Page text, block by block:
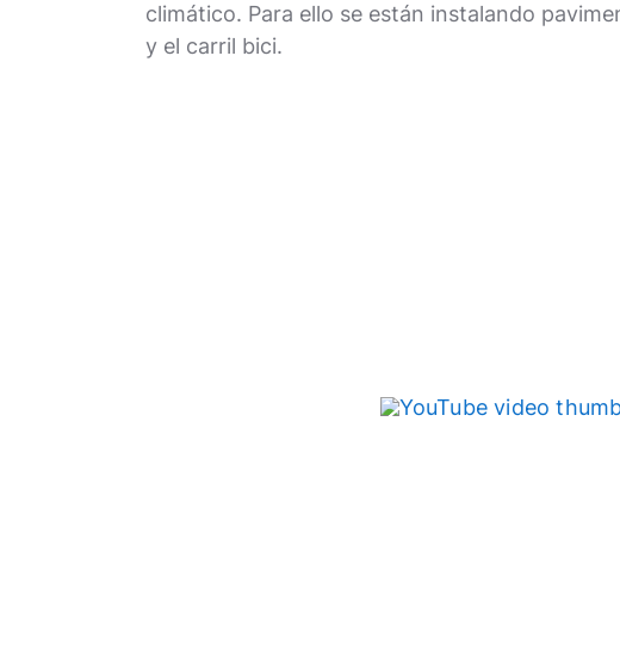
climático. Para ello se están instalando
y el carril bici.